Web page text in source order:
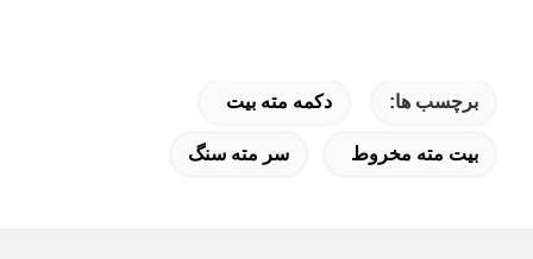
برچسب ها: دکمه مته بیت
بیت مته مخروط سر مته سنگ